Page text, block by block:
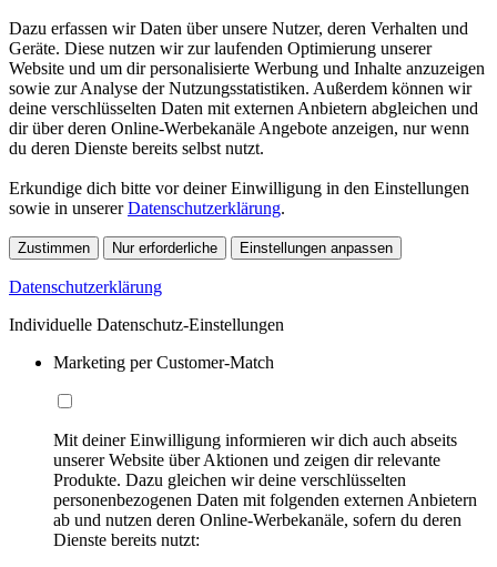
Dazu erfassen wir Daten über unsere Nutzer, deren Verhalten und
Geräte. Diese nutzen wir zur laufenden Optimierung unserer
Website und um dir personalisierte Werbung und Inhalte anzuzeigen
sowie zur Analyse der Nutzungsstatistiken. Außerdem können wir
deine verschlüsselten Daten mit externen Anbietern abgleichen und
dir über deren Online-Werbekanäle Angebote anzeigen, nur wenn
du deren Dienste bereits selbst nutzt.
Erkundige dich bitte vor deiner Einwilligung in den Einstellungen
sowie in unsererDatenschutzerklärung.
Zustimmen Nur erforderliche Einstellungen anpassen
Datenschutzerklärung
Individuelle Datenschutz-Einstellungen
Marketing per Customer-Match
Mit deiner Einwilligung informieren wir dich auch abseits
unserer Website über Aktionen und zeigen dir relevante
Produkte. Dazu gleichen wir deine verschlüsselten
personenbezogenen Daten mit folgenden externen Anbietern
ab und nutzen deren Online-Werbekanäle, sofern du deren
Dienste bereits nutzt: